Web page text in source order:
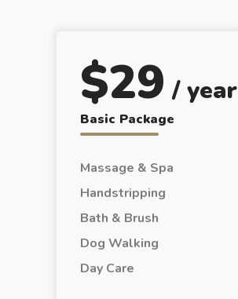
$29 / year
Basic Package
Massage & Spa
Handstripping
Bath & Brush
Dog Walking
Day Care